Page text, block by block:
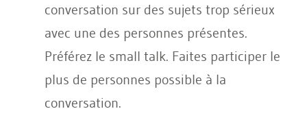
conversation sur des sujets trop sérieux
avec une des personnes présentes.
Préférez le small talk. Faites participer le
plus de personnes possible à la
conversation.